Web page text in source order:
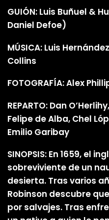
GUIÓN: Luis Buñuel &
Daniel Defoe)
MÚSICA: Luis
Collins
FOTOGRAFÍA: Alex
REPARTO: Dan
Felipe de Alba, Chel
Emilio Garibay
SINOPSIS: En 1659, el
sobreviviente de un
desierta. Tras varios
Robinson descubre
por salvajes. Tras